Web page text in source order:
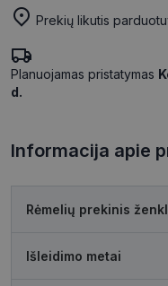
Prekių likutis
Planuojamas pristatymas
d.
Informacija apie
Rėmelių prekinis
Išleidimo metai